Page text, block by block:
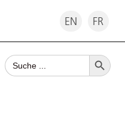
EN FR
Search
for:
Search Button